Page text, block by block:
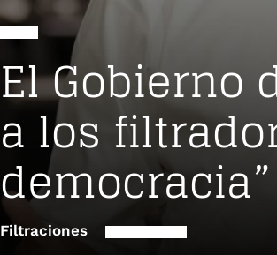
El Gobierno
a los
democracia”
Filtraciones